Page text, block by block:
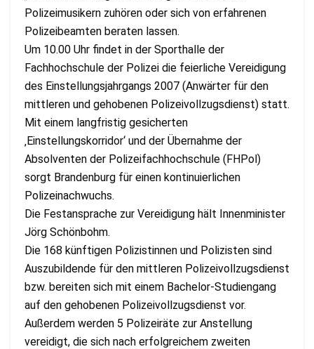
Polizeimusikern zuhören oder sich von erfahrenen
Polizeibeamten beraten lassen.
Um 10.00 Uhr findet in der Sporthalle der
Fachhochschule der Polizei die feierliche Vereidigung
des Einstellungsjahrgangs 2007 (Anwärter für den
mittleren und gehobenen Polizeivollzugsdienst) statt.
Mit einem langfristig gesicherten
‚Einstellungskorridor‘ und der Übernahme der
Absolventen der Polizeifachhochschule (FHPol)
sorgt Brandenburg für einen kontinuierlichen
Polizeinachwuchs.
Die Festansprache zur Vereidigung hält Innenminister
Jörg Schönbohm.
Die 168 künftigen Polizistinnen und Polizisten sind
Auszubildende für den mittleren Polizeivollzugsdienst
bzw. bereiten sich mit einem Bachelor-Studiengang
auf den gehobenen Polizeivollzugsdienst vor.
Außerdem werden 5 Polizeiräte zur Anstellung
vereidigt, die sich nach erfolgreichem zweiten